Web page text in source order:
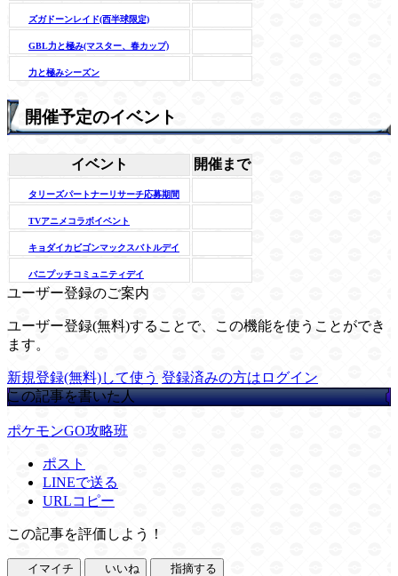
ズガドーンレイド(西半球限定)
GBL力と極み(マスター、春カップ)
力と極みシーズン
開催予定のイベント
イベント 開催まで
タリーズパートナーリサーチ応募期間
TVアニメコラボイベント
キョダイカビゴンマックスバトルデイ
バニプッチコミュニティデイ
ユーザー登録のご案内
ユーザー登録(無料)することで、この機能を使うことができ
ます。
新規登録(無料)して使う 登録済みの方はログイン
この記事を書いた人
ポケモンGO攻略班
ポスト
LINEで送る
URLコピー
この記事を評価しよう！
イマイチ いいね 指摘する